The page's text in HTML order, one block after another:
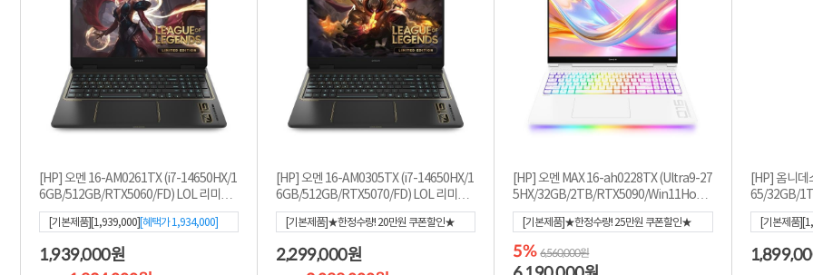
[HP] 오멘 16-AM0261TX (i7-14650HX/1
6GB/512GB/RTX5060/FD) LOL 리미티
드 에디션
[기본제품][1,939,000] [혜택가1,934,000
1,939,000원
[HP] 오멘 16-AM0305TX (i7-14650HX/1
6GB/512GB/RTX5070/FD) LOL 리미티
드 에디션
[기본제품]★한정수량! 20만원 쿠폰할인★
[혜택가
2,299,000원
[HP] 오멘 MAX 16-ah0228TX (Ultra9-27
5HX/32GB/2TB/RTX5090/Win11Hom
e)
[기본제품]★한정수량! 25만원 쿠폰할인★
[6,190,000]
5% 6,560,000원
[HP] 옴니
65/32GB/
[기본제품